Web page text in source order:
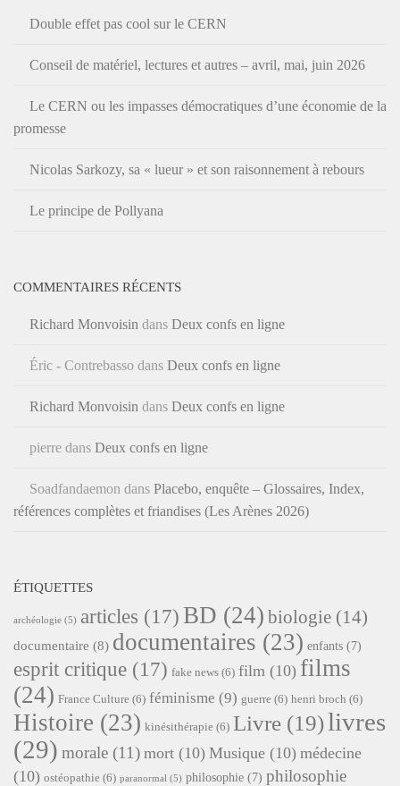
Double effet pas cool sur le CERN
Conseil de matériel, lectures et autres – avril, mai, juin 2026
Le CERN ou les impasses démocratiques d’une économie de la
promesse
Nicolas Sarkozy, sa « lueur » et son raisonnement à rebours
Le principe de Pollyana
COMMENTAIRES RÉCENTS
Richard Monvoisin dans Deux confs en ligne
Éric - Contrebasso dans Deux confs en ligne
Richard Monvoisin dans Deux confs en ligne
pierre dans Deux confs en ligne
Soadfandaemon dans Placebo, enquête – Glossaires, Index,
références complètes et friandises (Les Arènes 2026)
ÉTIQUETTES
archéologie (5) articles (17) BD (24) biologie (14)
documentaire (8) documentaires (23) enfants (7)
esprit critique (17) fake news (6) film (10) films
(24) France Culture (6) féminisme (9) guerre (6) henri broch (6)
Histoire (23) kinésithérapie (6) Livre (19)livres
(29) morale (11) mort (10) Musique (10) médecine
(10) ostéopathie (6) paranormal (5) philosophie (7) philosophie